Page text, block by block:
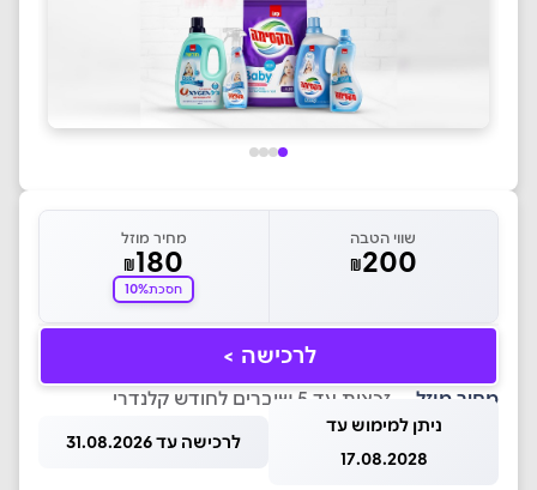
שווי הטבה
₪200
מחיר מוזל
₪180
חסכת10%
לרכישה >
מחיר מוזל — זכאות עד 5 שוברים לחודש קלנדרי
ניתן למימוש עד
17.08.2028
לרכישה עד 31.08.2026